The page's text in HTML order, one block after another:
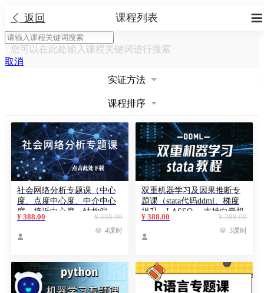
 返回 
课程列表
您可以在此处输入课程关键词进行搜索
取消
实证方法
课程排序
社会网络分析专题课（中心
度、点度中心度、中介中心
度、接近中心度、结构洞、
ucinet软件使用、社会网络分
析论文复刻及案例）
¥ 388.00
¥ 388.00

 4课时
双重机器学习及因果推断专
题课（stata代码ddml、梯度
提升、LASSO 、支持向量机
、弹性网络、随机森林、
Ridge岭回归、双重机器学习
¥ 388.00
¥ 388.00

 3课时